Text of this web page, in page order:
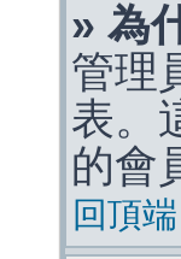
» 為
管理
表。
的會
回頂端